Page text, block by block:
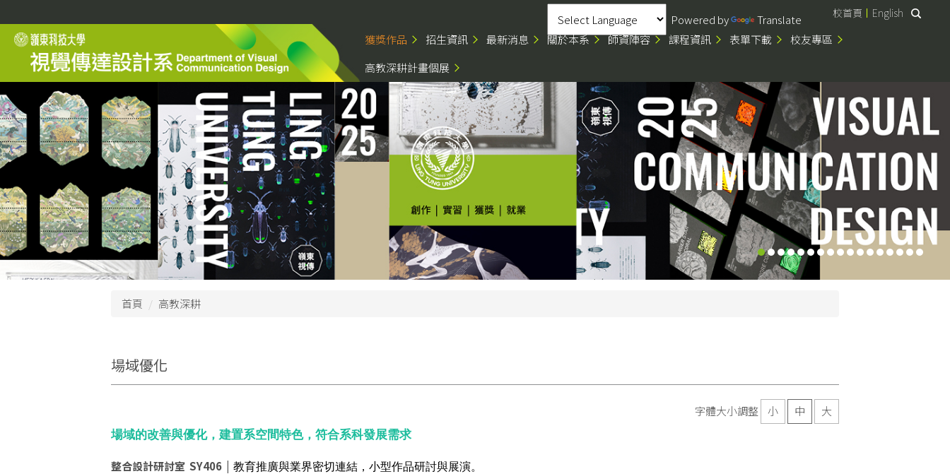
到
主
區
Powered by Translate 校首頁 English
獲獎作品 招生資訊 最新消息 關於本系 師資陣容 課程資訊 表單下載
校友專區
高教深耕計畫個展
首頁 高教深耕
場域優化
字體大小調整 小 中 大
場域的改善與優化，建置系空間特色，符合系科發展需求
整合設計研討室 SY406 | 教育推廣與業界密切連結，小型作品研討與展演。